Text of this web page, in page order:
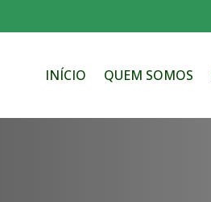
INÍCIO QUEM SOMOS